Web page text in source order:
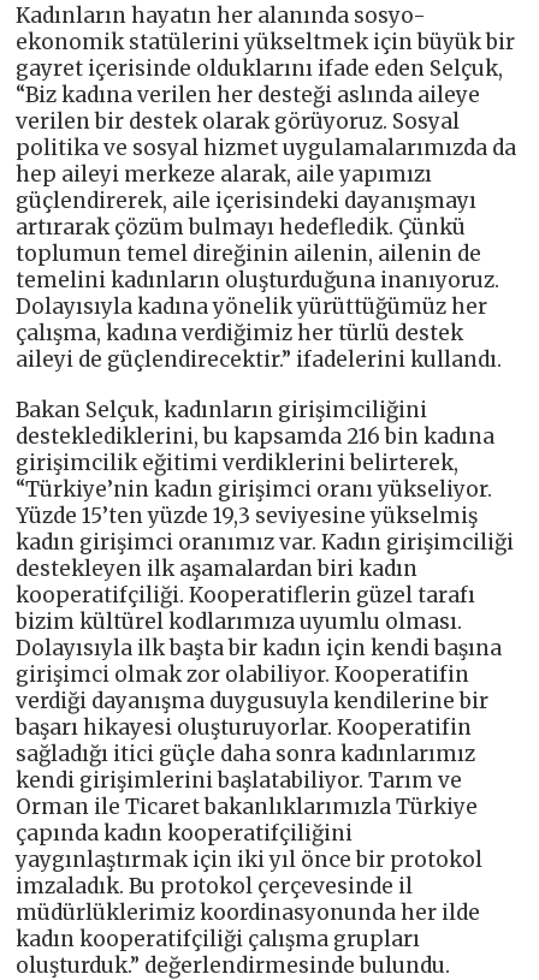
Kadınların hayatın her alanında sosyo-
ekonomik statülerini yükseltmek için büyük bir
gayret içerisinde olduklarını ifade eden Selçuk,
“Biz kadına verilen her desteği aslında aileye
verilen bir destek olarak görüyoruz. Sosyal
politika ve sosyal hizmet uygulamalarımızda da
hep aileyi merkeze alarak, aile yapımızı
güçlendirerek, aile içerisindeki dayanışmayı
artırarak çözüm bulmayı hedefledik. Çünkü
toplumun temel direğinin ailenin, ailenin de
temelini kadınların oluşturduğuna inanıyoruz.
Dolayısıyla kadına yönelik yürüttüğümüz her
çalışma, kadına verdiğimiz her türlü destek
aileyi de güçlendirecektir.” ifadelerini kullandı.
Bakan Selçuk, kadınların girişimciliğini
desteklediklerini, bu kapsamda 216 bin kadına
girişimcilik eğitimi verdiklerini belirterek,
“Türkiye’nin kadın girişimci oranı yükseliyor.
Yüzde 15’ten yüzde 19,3 seviyesine yükselmiş
kadın girişimci oranımız var. Kadın girişimciliği
destekleyen ilk aşamalardan biri kadın
kooperatifçiliği. Kooperatiflerin güzel tarafı
bizim kültürel kodlarımıza uyumlu olması.
Dolayısıyla ilk başta bir kadın için kendi başına
girişimci olmak zor olabiliyor. Kooperatifin
verdiği dayanışma duygusuyla kendilerine bir
başarı hikayesi oluşturuyorlar. Kooperatifin
sağladığı itici güçle daha sonra kadınlarımız
kendi girişimlerini başlatabiliyor. Tarım ve
Orman ile Ticaret bakanlıklarımızla Türkiye
çapında kadın kooperatifçiliğini
yaygınlaştırmak için iki yıl önce bir protokol
imzaladık. Bu protokol çerçevesinde il
müdürlüklerimiz koordinasyonunda her ilde
kadın kooperatifçiliği çalışma grupları
oluşturduk.” değerlendirmesinde bulundu.